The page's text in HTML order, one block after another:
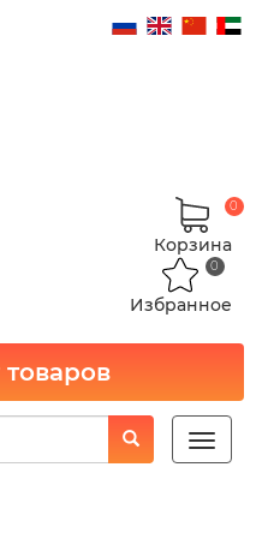
Корзина
0
Избранное
0
товаров
Toggle